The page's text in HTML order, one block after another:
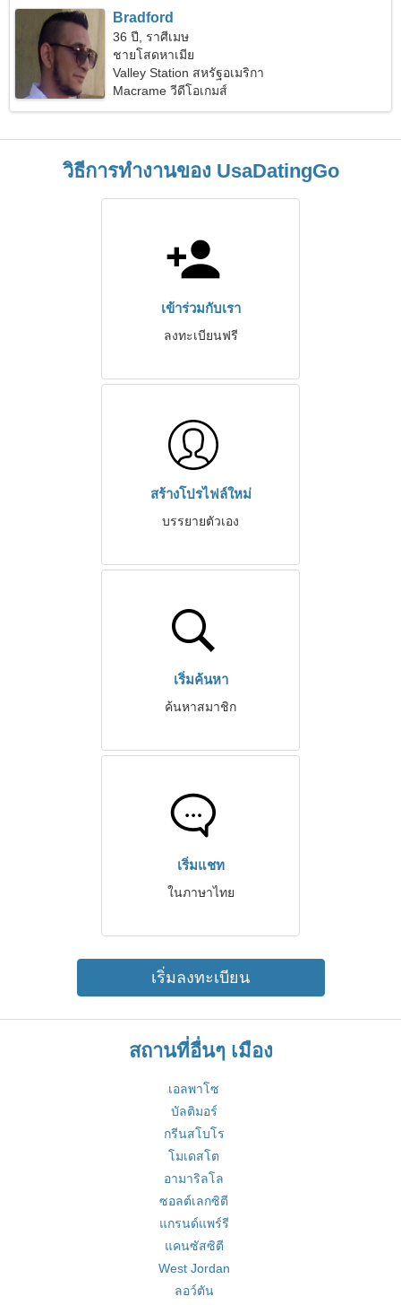
Bradford
36 ปี, ราศีเมษ
ชายโสดหาเมีย
Valley Station สหรัฐอเมริกา
Macrame วีดีโอเกมส์
วิธีการทำงานของ UsaDatingGo
เข้าร่วมกับเรา
ลงทะเบียนฟรี
สร้างโปรไฟล์ใหม่
บรรยายตัวเอง
เริ่มค้นหา
ค้นหาสมาชิก
เริ่มแชท
ในภาษาไทย
เริ่มลงทะเบียน
สถานที่อื่นๆ เมือง
เอลพาโซ
บัลติมอร์
กรีนสโบโร
โมเดสโต
อามาริลโล
ซอลต์เลกซิตี
แกรนด์แพร์รี
แคนซัสซิตี
West Jordan
ลอว์ตัน